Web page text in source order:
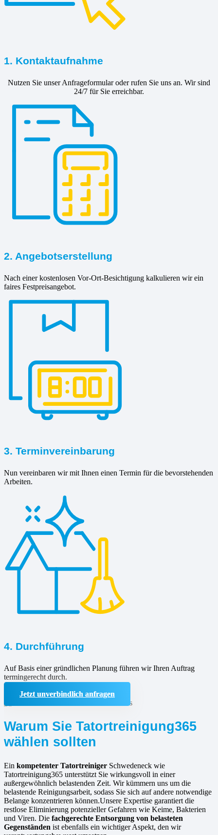
1. Kontaktaufnahme
Nutzen Sie unser Anfrageformular oder rufen Sie uns an. Wir sind
24/7 für Sie erreichbar.
2. Angebotserstellung
Nach einer kostenlosen Vor-Ort-Besichtigung kalkulieren wir ein
faires Festpreisangebot.
3. Terminvereinbarung
Nun vereinbaren wir mit Ihnen einen Termin für die bevorstehenden
Arbeiten.
4. Durchführung
Auf Basis einer gründlichen Planung führen wir Ihren Auftrag
termingerecht durch.
Jetzt unverbindlich anfragen
Warum Sie Tatortreinigung365
wählen sollten
Ein kompetenter Tatortreiniger Schwedeneck wie
Tatortreinigung365 unterstützt Sie wirkungsvoll in einer
außergewöhnlich belastenden Zeit. Wir kümmern uns um die
belastende Reinigungsarbeit, sodass Sie sich auf andere notwendige
Belange konzentrieren können.Unsere Expertise garantiert die
restlose Eliminierung potenzieller Gefahren wie Keime, Bakterien
und Viren. Die fachgerechte Entsorgung von belasteten
Gegenständen ist ebenfalls ein wichtiger Aspekt, den wir